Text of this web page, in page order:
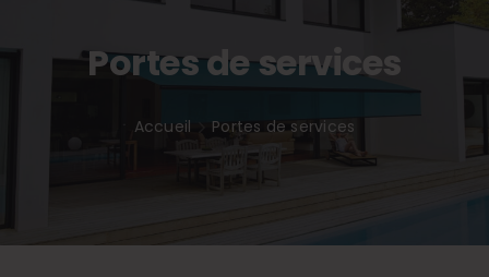
Portes de services
Accueil Portes de services